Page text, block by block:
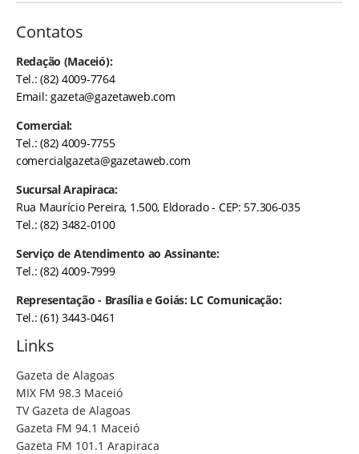
Contatos
Redação (Maceió):
Tel.: (82) 4009-7764
Email:gazeta@gazetaweb.com
Comercial:
Tel.: (82) 4009-7755
comercialgazeta@gazetaweb.com
Sucursal Arapiraca:
Rua Maurício Pereira, 1.500, Eldorado - CEP: 57.306-035
Tel.: (82) 3482-0100
Serviço de Atendimento ao Assinante:
Tel.: (82) 4009-7999
Representação - Brasília e Goiás: LC Comunicação:
Tel.: (61) 3443-0461
Links
Gazeta de Alagoas
MIX FM 98.3 Maceió
TV Gazeta de Alagoas
Gazeta FM 94.1 Maceió
Gazeta FM 101.1 Arapiraca